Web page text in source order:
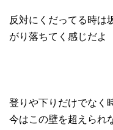
反対にくだってる時
がり落ちてく感じだよ
登りや下りだけでなく
今はこの壁を超えられ